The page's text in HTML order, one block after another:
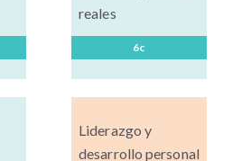
reales
6c
Liderazgo y
desarrollo personal